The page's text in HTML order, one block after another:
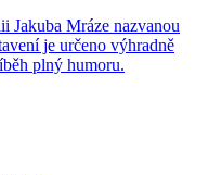
Jakuba Mráze nazvanou
je určeno výhradně
plný humoru.